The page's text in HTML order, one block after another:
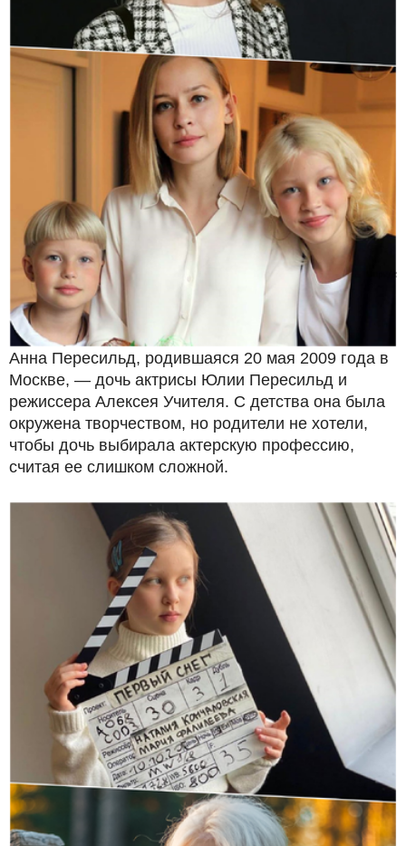
Анна Пересильд, родившаяся 20 мая 2009 года в
Москве, — дочь актрисы Юлии Пересильд и
режиссера Алексея Учителя. С детства она была
окружена творчеством, но родители не хотели,
чтобы дочь выбирала актерскую профессию,
считая ее слишком сложной.